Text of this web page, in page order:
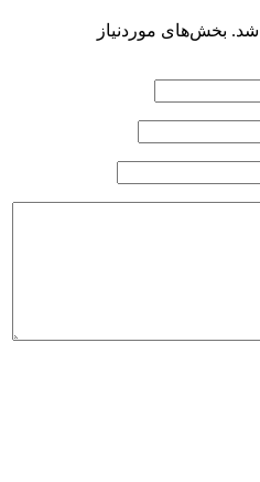
شد. بخش‌های موردنیاز